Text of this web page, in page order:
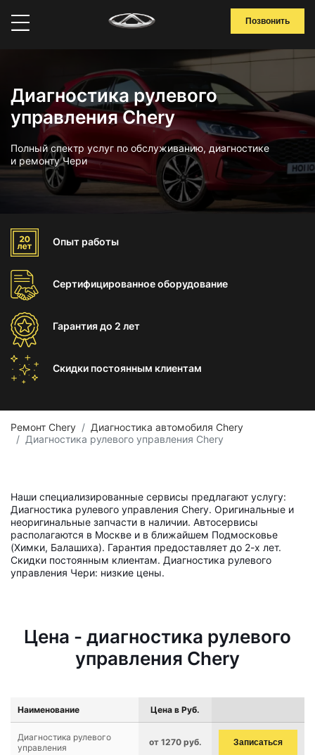
Позвонить
Диагностика рулевого
управления Chery
Полный спектр услуг по обслуживанию, диагностике
и ремонту Чери
Опыт работы
Сертифицированноеоборудование
Гарантиядо 2 лет
Скидки постоянным клиентам
Ремонт Chery
Диагностика автомобиля Chery
Диагностика рулевого управления Chery
Наши специализированные сервисы предлагают услугу:
Диагностика рулевого управления Chery. Оригинальные и
неоригинальные запчасти в наличии. Автосервисы
располагаются в Москве и в ближайшем Подмосковье
(Химки, Балашиха). Гарантия предоставляет до 2-х лет.
Скидки постоянным клиентам. Диагностика рулевого
управления Чери: низкие цены.
Цена - диагностика рулевого
управления Chery
Наименование Цена в Руб.
Диагностика рулевого
управления
от 1270 руб. Записаться